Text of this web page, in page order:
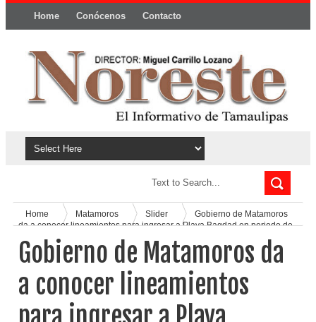
Home Conócenos Contacto
Home Matamoros Slider
Gobierno de Matamoros
da a conocer lineamientos para ingresar a Playa Bagdad en periodo de
Gobierno de Matamoros da
a conocer lineamientos